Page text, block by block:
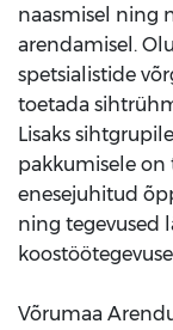
naasmisel ning
arendamisel.
spetsialistide
toetada
Lisaks
pakkumisele on
enesejuhitud
ning tegevused
Võrumaa